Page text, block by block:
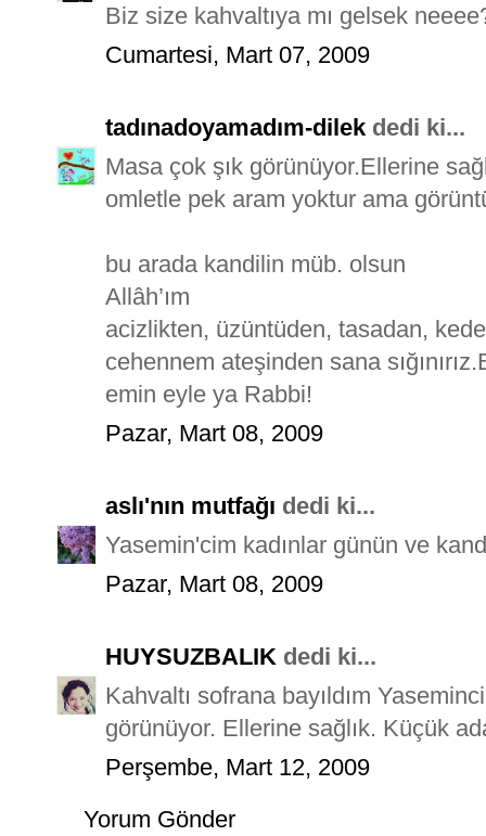
Biz size kahvaltıya mı gelsek
Cumartesi, Mart 07, 2009
tadınadoyamadım-dilek dedi ki...
Masa çok şık görünüyor.Ellerine
omletle pek aram yoktur ama
bu arada kandilin müb. olsun
Allâh’ım
acizlikten, üzüntüden, tasadan,
cehennem ateşinden sana
emin eyle ya Rabbi!
Pazar, Mart 08, 2009
aslı'nın mutfağı dedi ki...
Yasemin'cim kadınlar günün ve
Pazar, Mart 08, 2009
HUYSUZBALIK dedi ki...
Kahvaltı sofrana bayıldım
görünüyor. Ellerine sağlık. Küçük
Perşembe, Mart 12, 2009
Yorum Gönder